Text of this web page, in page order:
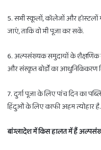
5. सभी स्कूलों, कॉलेजों और
जाएं, ताकि वो भी पूजा कर सकें.
6. अल्पसंख्यक समुदायों के शैक्षणिक
और संस्कृत बोर्डों का आधुनिकिकरण
7. दुर्गा पूजा के लिए पांच दिन का
हिंदुओं के लिए काफी अहम त्योहार है.
बांग्लादेश में किस हालत में हैं